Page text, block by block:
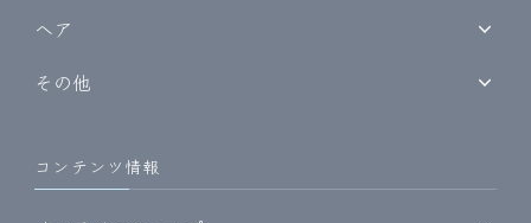
ヘア
その他
コンテンツ情報